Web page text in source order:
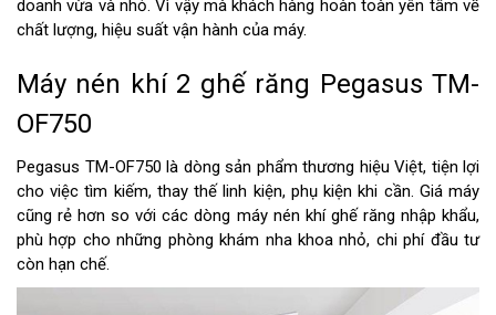
doanh vừa và nhỏ. Vì vậy mà khách hàng hoàn toàn yên tâm về
chất lượng, hiệu suất vận hành của máy.
Máy nén khí 2 ghế răng Pegasus TM-
OF750
Pegasus TM-OF750 là dòng sản phẩm thương hiệu Việt, tiện lợi
cho việc tìm kiếm, thay thế linh kiện, phụ kiện khi cần. Giá máy
cũng rẻ hơn so với các dòng máy nén khí ghế răng nhập khẩu,
phù hợp cho những phòng khám nha khoa nhỏ, chi phí đầu tư
còn hạn chế.